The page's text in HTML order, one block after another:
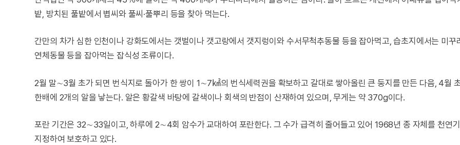
밭, 방치된 풀밭에서 볍씨와 풀씨·풀뿌리 등을 찾아 먹는다.
간만의 차가 심한 인천이나 강화도에서는 갯벌이나 갯고랑에서 갯지렁이와 수서무척추동물 등을 잡아먹고, 습초지에서는 미꾸
연체동물 등을 잡아먹는 잡식성 조류이다.
2월 말∼3월 초가 되면 번식지로 돌아가 한 쌍이 1∼7㎢의 번식세력권을 확보하고 갈대로 쌓아올린 큰 둥지를 만든 다음, 4월
한배에 2개의 알을 낳는다. 알은 황갈색 바탕에 갈색이나 회색의 반점이 산재하여 있으며, 무게는 약 370g이다.
포란 기간은 32∼33일이고, 하루에 2∼4회 암수가 교대하여 포란한다. 그 수가 급격히 줄어들고 있어 1968년 종 자체를 천연
지정하여 보호하고 있다.